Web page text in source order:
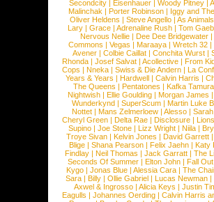
Secondcity |Eisenhauer |Woody Pitney |
Malinchak |Porter Robinson | Iggy and
Oliver Heldens |Steve Angello |As Animals
Lary | Grace | Adrenaline Rush | Tom
Nervous Nellie | Dee Dee Bridgewater |
Commons |Vegas |Maraaya |Wretch 32 |
Avener | Colbie Caillat | Conchita Wurst |
Rhonda | Josef Salvat | Acollective | From
Cops | Nneka | Swiss & Die Andern | La
Years & Years |Hardwell |Calvin Harris |
The Queens | Pentatones | Kafka Tamura
Nightwish |Ellie Goulding |Morgan James
Wunderkynd | SuperScum | Martin Luke
Nottet |Mans Zelmerloew |Alesso |
Cheryl Green |Delta Rae |Disclosure |
Supino |Joe Stone |Lizz Wright |Niila |
Troye Sivan | Kelvin Jones | David Garrett
Blige | Shana Pearson | Felix Jaehn | Katy
Findlay |Neil Thomas |Jack Garratt |The
Seconds Of Summer |Elton John |Fall
Kygo |Jonas Blue |Alessia Cara |The
Sara |Billy |Ollie Gabriel |Lucas Newman |
Axwel & Ingrosso | Alicia Keys | Justin
Eagulls |Johannes Oerding |Calvin Harris